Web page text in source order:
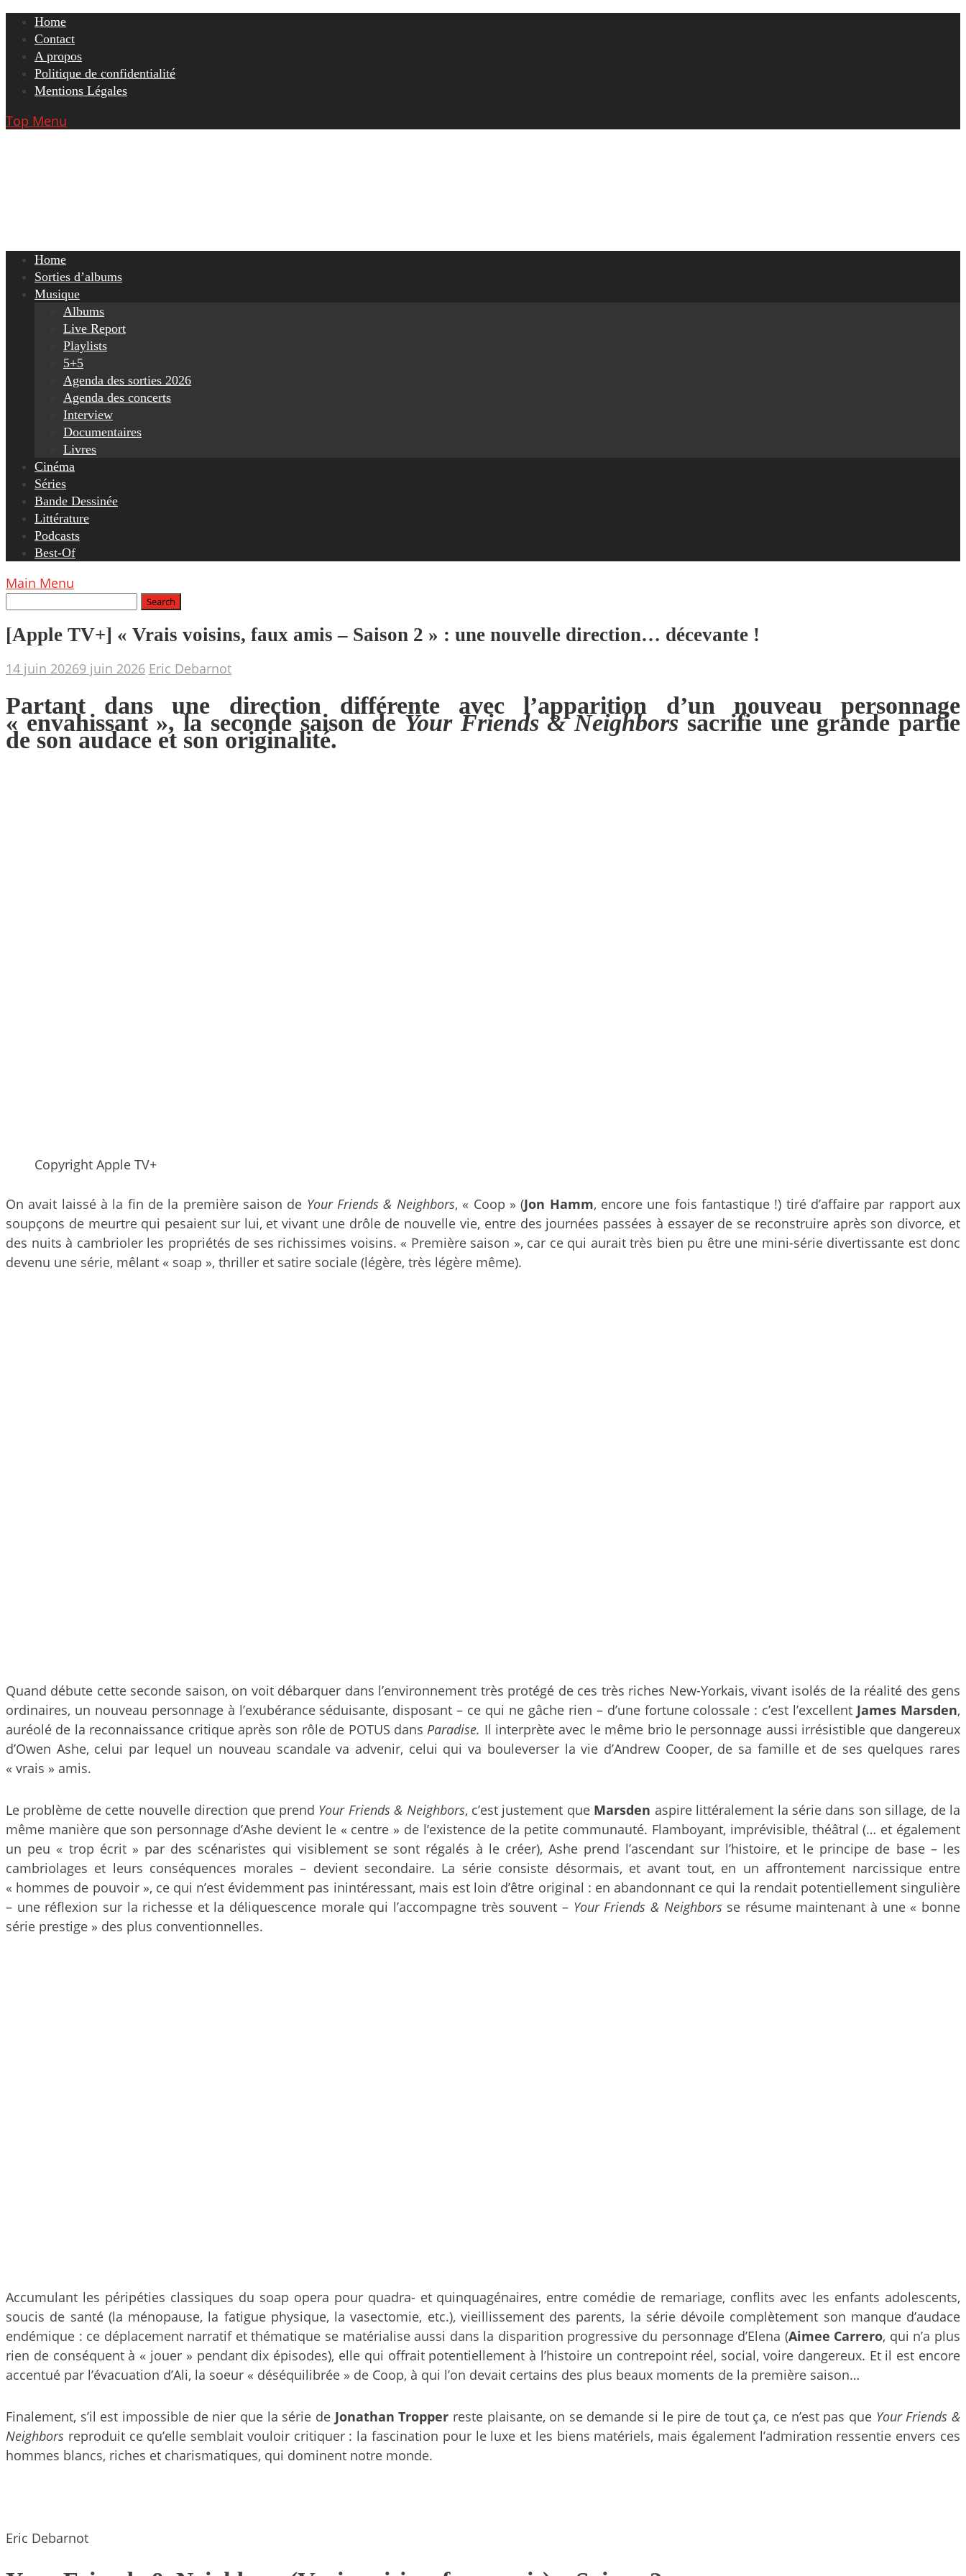
Skip
content
Home
Contact
A propos
Politique de confidentialité
Mentions Légales
Top Menu
Home
Sorties d’albums
Musique
Albums
Live Report
Playlists
5+5
Agenda des sorties 2026
Agenda des concerts
Interview
Documentaires
Livres
Cinéma
Séries
Bande Dessinée
Littérature
Podcasts
Best-Of
Main Menu
[Apple TV+] « Vrais voisins, faux amis – Saison 2 » : une nouvelle direction… décevante !
14 juin 20269 juin 2026 Eric Debarnot
Partant dans une direction différente avec l’apparition d’un nouveau personnage
« envahissant », la seconde saison deYour Friends & Neighbors sacrifie une grande partie
de son audace et son originalité.
Copyright Apple TV+
On avait laissé à la fin de la première saison de Your Friends & Neighbors, « Coop » (Jon Hamm, encore une fois fantastique !) tiré d’affaire par rapport aux
soupçons de meurtre qui pesaient sur lui, et vivant une drôle de nouvelle vie, entre des journées passées à essayer de se reconstruire après son divorce, et
des nuits à cambrioler les propriétés de ses richissimes voisins. « Première saison », car ce qui aurait très bien pu être une mini-série divertissante est donc
devenu une série, mêlant « soap », thriller et satire sociale (légère, très légère même).
Quand débute cette seconde saison, on voit débarquer dans l’environnement très protégé de ces très riches New-Yorkais, vivant isolés de la réalité des gens
ordinaires, un nouveau personnage à l’exubérance séduisante, disposant – ce qui ne gâche rien – d’une fortune colossale : c’est l’excellent James Marsden,
auréolé de la reconnaissance critique après son rôle de POTUS dansParadise. Il interprète avec le même brio le personnage aussi irrésistible que dangereux
d’Owen Ashe, celui par lequel un nouveau scandale va advenir, celui qui va bouleverser la vie d’Andrew Cooper, de sa famille et de ses quelques rares
« vrais » amis.
Le problème de cette nouvelle direction que prend Your Friends & Neighbors, c’est justement que Marsden aspire littéralement la série dans son sillage, de la
même manière que son personnage d’Ashe devient le « centre » de l’existence de la petite communauté. Flamboyant, imprévisible, théâtral (… et également
un peu « trop écrit » par des scénaristes qui visiblement se sont régalés à le créer), Ashe prend l’ascendant sur l’histoire, et le principe de base – les
cambriolages et leurs conséquences morales – devient secondaire. La série consiste désormais, et avant tout, en un affrontement narcissique entre
« hommes de pouvoir », ce qui n’est évidemment pas inintéressant, mais est loin d’être original : en abandonnant ce qui la rendait potentiellement singulière
– une réflexion sur la richesse et la déliquescence morale qui l’accompagne très souvent – Your Friends & Neighbors se résume maintenant à une « bonne
série prestige » des plus conventionnelles.
Accumulant les péripéties classiques du soap opera pour quadra- et quinquagénaires, entre comédie de remariage, conflits avec les enfants adolescents,
soucis de santé (la ménopause, la fatigue physique, la vasectomie, etc.), vieillissement des parents, la série dévoile complètement son manque d’audace
endémique : ce déplacement narratif et thématique se matérialise aussi dans la disparition progressive du personnage d’Elena (Aimee Carrero, qui n’a plus
rien de conséquent à « jouer » pendant dix épisodes), elle qui offrait potentiellement à l’histoire un contrepoint réel, social, voire dangereux. Et il est encore
accentué par l’évacuation d’Ali, la soeur « déséquilibrée » de Coop, à qui l’on devait certains des plus beaux moments de la première saison…
Finalement, s’il est impossible de nier que la série de Jonathan Tropper reste plaisante, on se demande si le pire de tout ça, ce n’est pas que Your Friends &
Neighbors reproduit ce qu’elle semblait vouloir critiquer : la fascination pour le luxe et les biens matériels, mais également l’admiration ressentie envers ces
hommes blancs, riches et charismatiques, qui dominent notre monde.
Eric Debarnot